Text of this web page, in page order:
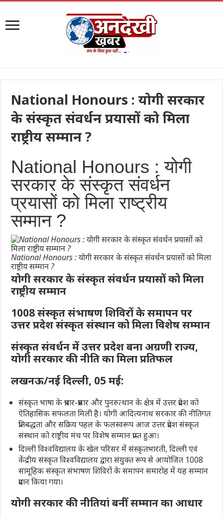
National Honours : योगी सरकार
के संस्कृत संवर्धन प्रयासों को मिला
राष्ट्रीय सम्मान ?
National Honours : योगी
सरकार के संस्कृत संवर्धन
प्रयासों को मिला राष्ट्रीय
सम्मान ?
National Honours : योगी सरकार के संस्कृत संवर्धन प्रयासों को मिला
राष्ट्रीय सम्मान ?
योगी सरकार के संस्कृत संवर्धन प्रयासों को मिला
राष्ट्रीय सम्मान
1008 संस्कृत संभाषण शिविरों के समापन पर
उत्तर प्रदेश संस्कृत संस्थान को मिला विशेष सम्मान
संस्कृत संवर्धन में उत्तर प्रदेश बना अग्रणी राज्य,
योगी सरकार की नीति का मिला प्रतिफल
लखनऊ/नई दिल्ली, 05 मई:
संस्कृत भाषा के प्रचार-प्रसार और पुनरुत्थान के क्षेत्र में उत्तर प्रदेश को
ऐतिहासिक सफलता मिली है। योगी आदित्यनाथ सरकार की नीतिगत
प्रतिबद्धता और सक्रिय पहल के फलस्वरूप आज उत्तर प्रदेश संस्कृत
संस्थान को राष्ट्रीय मंच पर विशेष सम्मान प्राप्त हुआ।
दिल्ली विश्वविद्यालय के खेल परिसर में संस्कृतभारती, दिल्ली एवं
केंद्रीय संस्कृत विश्वविद्यालय द्वारा संयुक्त रूप से आयोजित 1008
सामूहिक संस्कृत संभाषण शिविरों के समापन समारोह में यह सम्मान
प्रदान किया गया।
योगी सरकार की नीतियां बनीं सम्मान का आधार